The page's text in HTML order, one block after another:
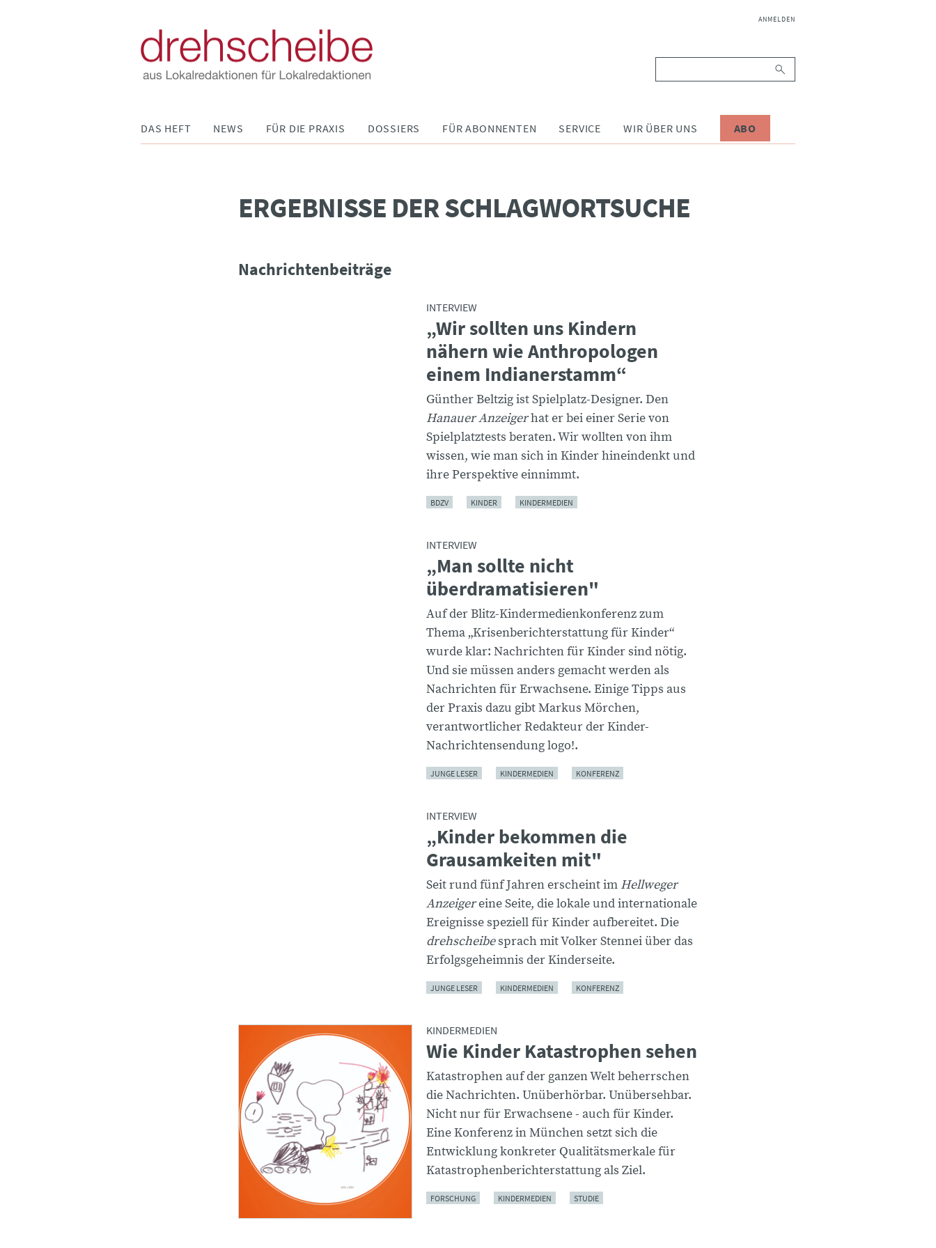
NAVIGATION
ANMELDEN
DAS HEFT NEWS FÜR DIE PRAXIS DOSSIERS FÜR ABONNENTEN SERVICE WIR ÜBER UNS ABO
­ERGEBNISSE DER SCHLAGWORTSUCHE
Nachrichtenbeiträge
INTERVIEW
„Wir sollten uns Kindern
nähern wie Anthropologen
einem Indianerstamm“
Günther Beltzig ist Spielplatz-Designer. Den
Hanauer Anzeigerhat er bei einer Serie von
Spielplatztests beraten. Wir wollten von ihm
wissen, wie man sich in Kinder hineindenkt und
ihre Perspektive einnimmt.
BDZV KINDER KINDERMEDIEN
INTERVIEW
„Man sollte nicht
überdramatisieren"
Auf der Blitz-Kindermedienkonferenz zum
Thema „Krisenberichterstattung für Kinder“
wurde klar: Nachrichten für Kinder sind nötig.
Und sie müssen anders gemacht werden als
Nachrichten für Erwachsene. Einige Tipps aus
der Praxis dazu gibt Markus Mörchen,
verantwortlicher Redakteur der Kinder-
Nachrichtensendung logo!.
JUNGE LESER KINDERMEDIEN KONFERENZ
INTERVIEW
„Kinder bekommen die
Grausamkeiten mit"
Seit rund fünf Jahren erscheint im Hellweger
Anzeigereine Seite, die lokale und internationale
Ereignisse speziell für Kinder aufbereitet. Die
drehscheibesprach mit Volker Stennei über das
Erfolgsgeheimnis der Kinderseite.
JUNGE LESER KINDERMEDIEN KONFERENZ
KINDERMEDIEN
Wie Kinder Katastrophen sehen
Katastrophen auf der ganzen Welt beherrschen
die Nachrichten. Unüberhörbar. Unübersehbar.
Nicht nur für Erwachsene - auch für Kinder.
Eine Konferenz in München setzt sich die
Entwicklung konkreter Qualitätsmerkale für
Katastrophenberichterstattung als Ziel.
FORSCHUNG KINDERMEDIEN STUDIE